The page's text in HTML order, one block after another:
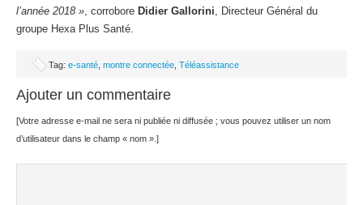
l’année 2018 » , corrobore Didier Gallorini , Directeur Général du
groupe Hexa Plus Santé.
Tag: e-santé montre connectée Téléassistance
Ajouter un commentaire
[Votre adresse e-mail ne sera ni publiée ni diffusée ; vous pouvez utiliser un nom
d’utilisateur dans le champ « nom ».]